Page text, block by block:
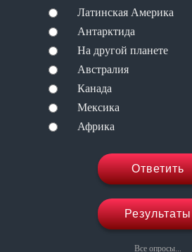
Латинская Америка
Антарктида
На другой планете
Австралия
Канада
Мексика
Африка
Ответить
Результаты
Все опросы...